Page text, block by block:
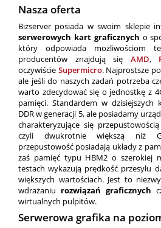
Nasza oferta
Bizserver posiada w swoim sklepie
serwerowych kart graficznych o
który odpowiada możliwościom
producentów znajdują się AMD,
oczywiście Supermicro. Najprostsze
ale jeśli do naszych zadań potrzeba
warto zdecydować się o jednostkę z
pamięci. Standardem w
DDR w generacji 5, ale posiadamy
charakteryzujące się
czyli dwukrotnie większą niż
przepustowość posiadają układy z
zaś pamięć typu HBM2 o szerokiej
testach wykazują prędkość przesyłu
większych wartościach. Jest to
wdrażaniu rozwiązań graficznych
wirtualnych pulpitów.
Serwerowa grafika na